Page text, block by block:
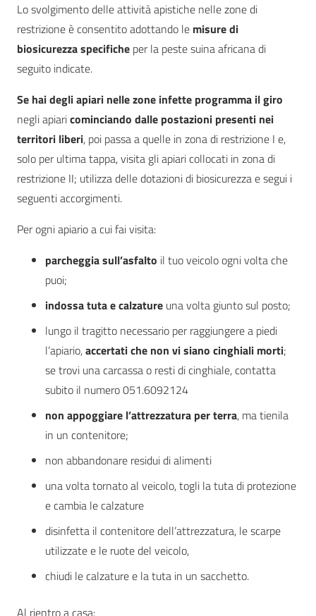
Lo svolgimento delle attività apistiche nelle zone di
restrizione è consentito adottando le misure di
biosicurezza specifiche per la peste suina africana di
seguito indicate.
Se hai degli apiari nelle zone infette programma il giro
negli apiaricominciando dalle postazioni presenti nei
territori liberi, poi passa a quelle in zona di restrizione I e,
solo per ultima tappa, visita gli apiari collocati in zona di
restrizione II; utilizza delle dotazioni di biosicurezza e segui i
seguenti accorgimenti.
Per ogni apiario a cui fai visita:
parcheggia sull’asfalto il tuo veicolo ogni volta che
puoi;
indossa tuta e calzature una volta giunto sul posto;
lungo il tragitto necessario per raggiungere a piedi
l’apiario,accertati che non vi siano cinghiali morti;
se trovi una carcassa o resti di cinghiale, contatta
subito il numero 051.6092124
non appoggiare l’attrezzatura per terra, ma tienila
in un contenitore;
non abbandonare residui di alimenti
una volta tornato al veicolo, togli la tuta di protezione
e cambia le calzature
disinfetta il contenitore dell’attrezzatura, le scarpe
utilizzate e le ruote del veicolo,
chiudi le calzature e la tuta in un sacchetto.
Al rientro a casa: